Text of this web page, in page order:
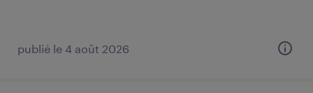
publié le 4 août 2026